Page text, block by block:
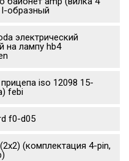
l-образный
электрический
на лампу hb4
iso 12098 15-
febi
f0-d05
(комплектация 4-pin,